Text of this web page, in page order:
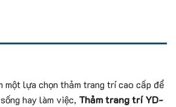
một lựa chọn thảm trang trí cao cấp để
hay làm việc, Thảm trang trí YD-